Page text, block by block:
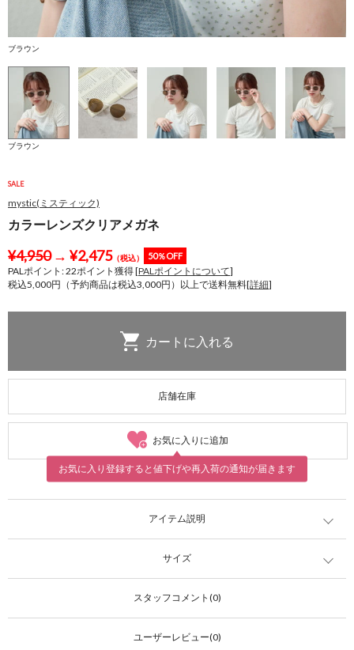
ブラウン
ブラウン
SALE
mystic(ミスティック)
カラーレンズクリアメガネ
¥4,950→ ¥2,475（税込） 50％OFF
PALポイント:22ポイント獲得 [PALポイントについて]
税込5,000円（予約商品は税込3,000円）以上で送料無料[詳細]
店舗在庫
お気に入りに追加
お気に入り登録すると値下げや再入荷の通知が届きます
アイテム説明
サイズ
スタッフコメント(0)
ユーザーレビュー(0)